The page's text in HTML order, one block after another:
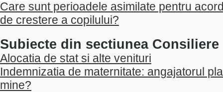
Care sunt perioadele asimilate pentru
de crestere a copilului?
Subiecte din sectiunea Consiliere
Alocatia de stat si alte venituri
Indemnizatia de maternitate: angajatorul
mine?